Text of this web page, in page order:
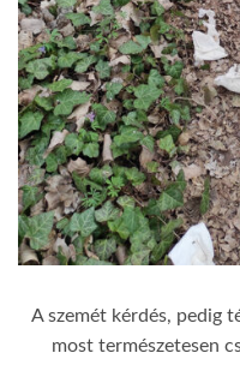
A szemét kérdés, pedig
most természetesen